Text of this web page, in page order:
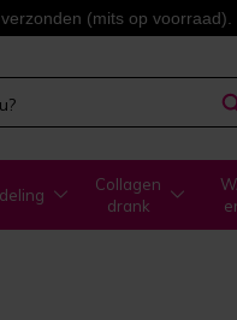
verzonden (mits op voorraad).
Collagen
drank